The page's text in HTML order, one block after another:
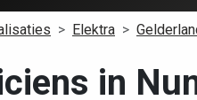
Elektra
in